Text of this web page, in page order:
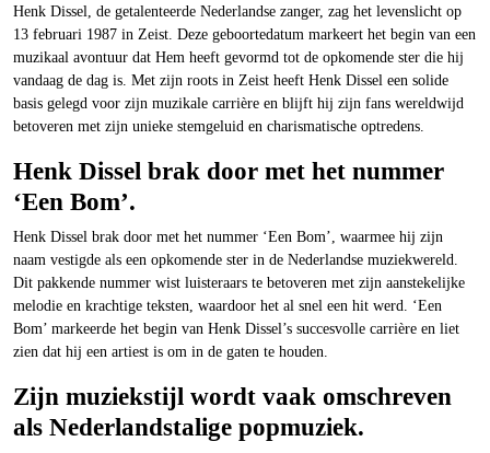
Henk Dissel, de getalenteerde Nederlandse zanger, zag het levenslicht op
13 februari 1987 in Zeist. Deze geboortedatum markeert het begin van een
muzikaal avontuur dat Hem heeft gevormd tot de opkomende ster die hij
vandaag de dag is. Met zijn roots in Zeist heeft Henk Dissel een solide
basis gelegd voor zijn muzikale carrière en blijft hij zijn fans wereldwijd
betoveren met zijn unieke stemgeluid en charismatische optredens.
Henk Dissel brak door met het nummer
‘Een Bom’.
Henk Dissel brak door met het nummer ‘Een Bom’, waarmee hij zijn
naam vestigde als een opkomende ster in de Nederlandse muziekwereld.
Dit pakkende nummer wist luisteraars te betoveren met zijn aanstekelijke
melodie en krachtige teksten, waardoor het al snel een hit werd. ‘Een
Bom’ markeerde het begin van Henk Dissel’s succesvolle carrière en liet
zien dat hij een artiest is om in de gaten te houden.
Zijn muziekstijl wordt vaak omschreven
als Nederlandstalige popmuziek.